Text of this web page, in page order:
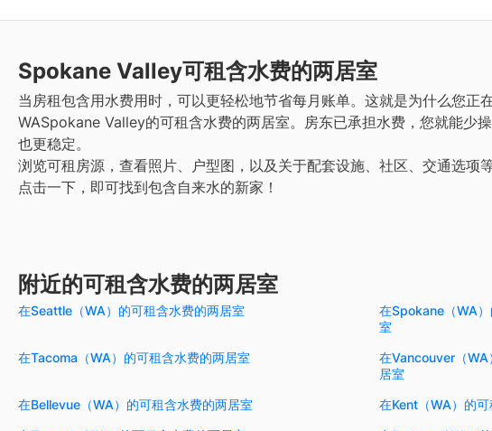
Spokane Valley可租含水费的两居室
当房租包含用水费用时，可以更轻松地节省每月账单。这就是为什么您正
WASpokane Valley的可租含水费的两居室。房东已承担水费，您就能少
也更稳定。
浏览可租房源，查看照片、户型图，以及关于配套设施、社区、交通选项等
点击一下，即可找到包含自来水的新家！
附近的可租含水费的两居室
在Seattle（WA）的可租含水费的两居室
在Spokane（WA
室
在Tacoma（WA）的可租含水费的两居室
在Vancouver（WA
居室
在Bellevue（WA）的可租含水费的两居室
在Kent（WA）的